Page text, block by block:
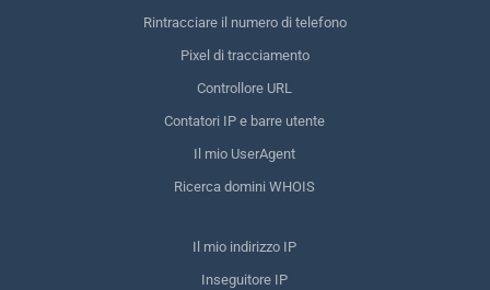
Rintracciare il numero di telefono
Pixel di tracciamento
Controllore URL
Contatori IP e barre utente
Il mio UserAgent
Ricerca domini WHOIS
Il mio indirizzo IP
Inseguitore IP